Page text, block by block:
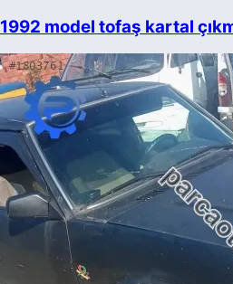
1992 model tofaş kartal